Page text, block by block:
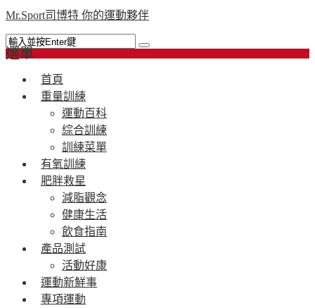
Mr.Sport司博特 你的運動夥伴
選單
首頁
重量訓練
運動百科
綜合訓練
訓練菜單
有氧訓練
肥胖救星
減脂觀念
健康生活
飲食指南
產品測試
活動好康
運動新鮮事
專項運動